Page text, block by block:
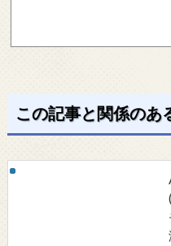
この記事と関係のあ